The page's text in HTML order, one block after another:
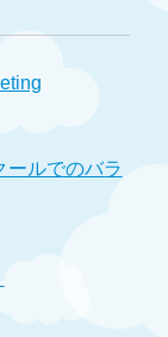
ールでのバラ